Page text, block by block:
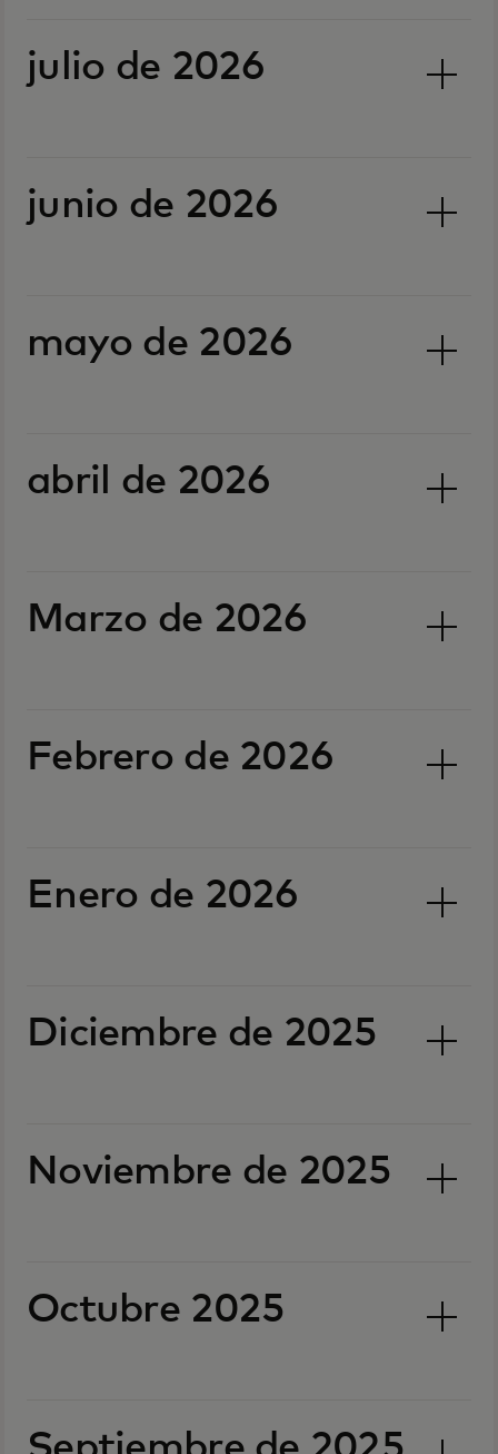
julio de 2026
junio de 2026
mayo de 2026
abril de 2026
Marzo de 2026
Febrero de 2026
Enero de 2026
Diciembre de 2025
Noviembre de 2025
Octubre 2025